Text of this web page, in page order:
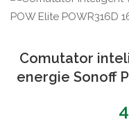
Comutator
energie Sonoff